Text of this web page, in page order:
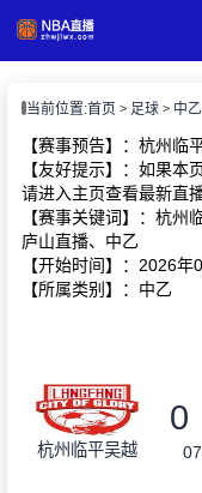
播
闻
当前位置:首页 足球 中乙
【赛事预告】：杭州临
【友好提示】：如果本
请进入主页查看最新直
【赛事关键词】：杭州
庐山直播、中乙
【开始时间】：2026
【所属类别】：中乙
杭州临平吴越
0